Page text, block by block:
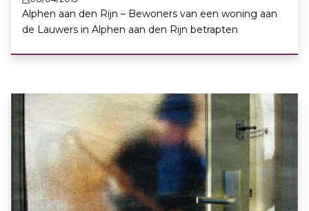
Alphen aan den Rijn – Bewoners van een woning aan
de Lauwers in Alphen aan den Rijn betrapten